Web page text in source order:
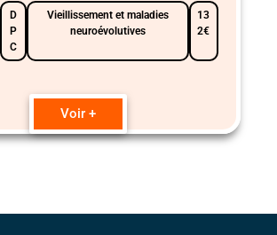
D
P
C
Vieillissement et maladies
neuroévolutives
13
2€
Voir +